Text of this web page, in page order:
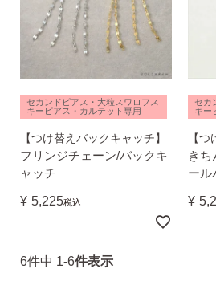
ピアス安心サポート
なでしこスタイルについて
ギフト
セカンドピアス・大粒スワロフス
キーピアス・カルテット専用
【つけ替えバックキャッチ】
フリンジチェーン/バックキ
ャッチ
¥ 5,225税込
セカ
キー
【
きち
ール
¥
6件中 1-6件表示